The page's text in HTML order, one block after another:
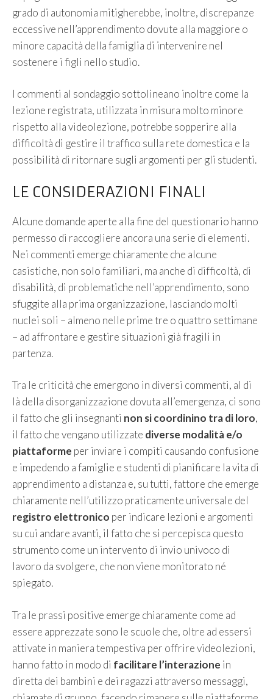
grado di autonomia mitigherebbe, inoltre, discrepanze
eccessive nell’apprendimento dovute alla maggiore o
minore capacità della famiglia di intervenire nel
sostenere i figli nello studio.
I commenti al sondaggio sottolineano inoltre come la
lezione registrata, utilizzata in misura molto minore
rispetto alla videolezione, potrebbe sopperire alla
difficoltà di gestire il traffico sulla rete domestica e la
possibilità di ritornare sugli argomenti per gli studenti.
LE CONSIDERAZIONI FINALI
Alcune domande aperte alla fine del questionario hanno
permesso di raccogliere ancora una serie di elementi.
Nei commenti emerge chiaramente che alcune
casistiche, non solo familiari, ma anche di difficoltà, di
disabilità, di problematiche nell’apprendimento, sono
sfuggite alla prima organizzazione, lasciando molti
nuclei soli – almeno nelle prime tre o quattro settimane
– ad affrontare e gestire situazioni già fragili in
partenza.
Tra le criticità che emergono in diversi commenti, al di
là della disorganizzazione dovuta all’emergenza, ci sono
il fatto che gli insegnanti non si coordinino tra di loro,
il fatto che vengano utilizzate diverse modalità e/o
piattaforme per inviare i compiti causando confusione
e impedendo a famiglie e studenti di pianificare la vita di
apprendimento a distanza e, su tutti, fattore che emerge
chiaramente nell’utilizzo praticamente universale del
registro elettronico per indicare lezioni e argomenti
su cui andare avanti, il fatto che si percepisca questo
strumento come un intervento di invio univoco di
lavoro da svolgere, che non viene monitorato né
spiegato.
Tra le prassi positive emerge chiaramente come ad
essere apprezzate sono le scuole che, oltre ad essersi
attivate in maniera tempestiva per offrire videolezioni,
hanno fatto in modo di facilitare l’interazione in
diretta dei bambini e dei ragazzi attraverso messaggi,